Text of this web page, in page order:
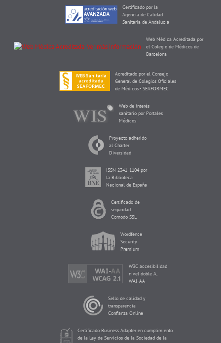
Certificado por la
Agencia de Calidad
Sanitaria de Andalucía
Web Médica Acreditada por
el Colegio de Médicos de
Barcelona
Acreditado por el Consejo
General de Colegios Oficiales
de Médicos - SEAFORMEC
Web de interés
sanitario por Portales
Médicos
Proyecto adherido
al Charter
Diversidad
ISSN 2341-1104 por
la Biblioteca
Nacional de España
Certificado de
seguridad
Comodo SSL
Wordfence
Security
Premium
W3C accesibilidad
nivel doble A,
WAI-AA
Sello de calidad y
transparencia
Confianza Online
Certificado Business Adapter en cumplimiento
de la Ley de Servicios de la Sociedad de la